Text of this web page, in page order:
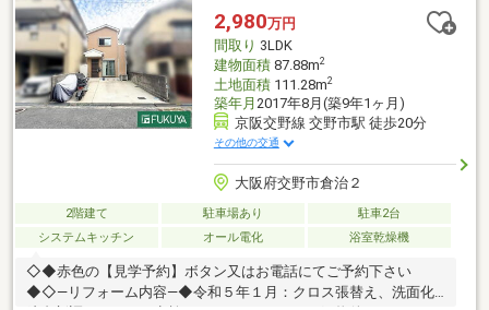
ターキッチン採用でキッチンからリビング全体を見渡せる子育て
中のご家族にも嬉しいつくりです♪―周辺施設―・交野市立倉治小
学校…約９００ｍ・交野市立第二中学校…約６００ｍ
2,980万円
間取り 3LDK
建物面積87.88m2
土地面積111.28m2
築年月 2017年8月(築9年1ヶ月)
京阪交野線 交野市駅 徒歩20分
その他の交通
大阪府交野市倉治２
2階建て 駐車場あり
駐車2台
システムキッチン
オール電化 浴室乾燥機
◇◆赤色の【見学予約】ボタン又はお電話にてご予約下さい
◆◇―リフォーム内容―◆令和５年１月：クロス張替え、洗面化